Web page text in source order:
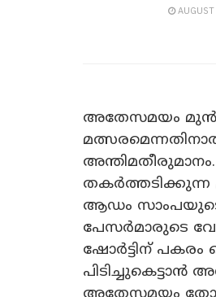
അതേസമയം മുൻ
തകർത്തടിക്കുന്ന
ആഡം
പേസർമാരുടെ
ഷോർട്ടിന്
പിടിച്ചുകെട്ടാൻ